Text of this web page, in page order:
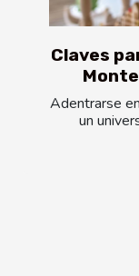
Claves
Adentrarse
un